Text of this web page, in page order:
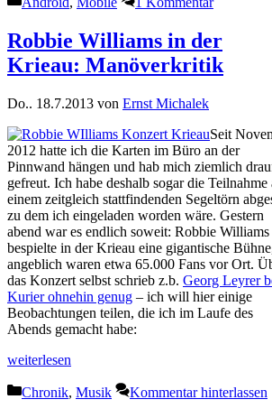
Robbie Williams in der
Krieau: Manöverkritik
Do.. 18.7.2013 von Ernst Michalek
Seit
2012 hatte ich die Karten im Büro an der
Pinnwand hängen und hab mich ziemlich
gefreut. Ich habe deshalb sogar die Teilnahme
einem zeitgleich stattfindenden Segeltörn
zu dem ich eingeladen worden wäre. Gestern
abend war es endlich soweit: Robbie Williams
bespielte in der Krieau eine gigantische
angeblich waren etwa 65.000 Fans vor Ort.
das Konzert selbst schrieb z.b. Georg Leyrer
Kurier ohnehin genug – ich will hier einige
Beobachtungen teilen, die ich im Laufe des
Abends gemacht habe:
weiterlesen
Kategorien
Chronik, Musik Kommentar hinterlassen